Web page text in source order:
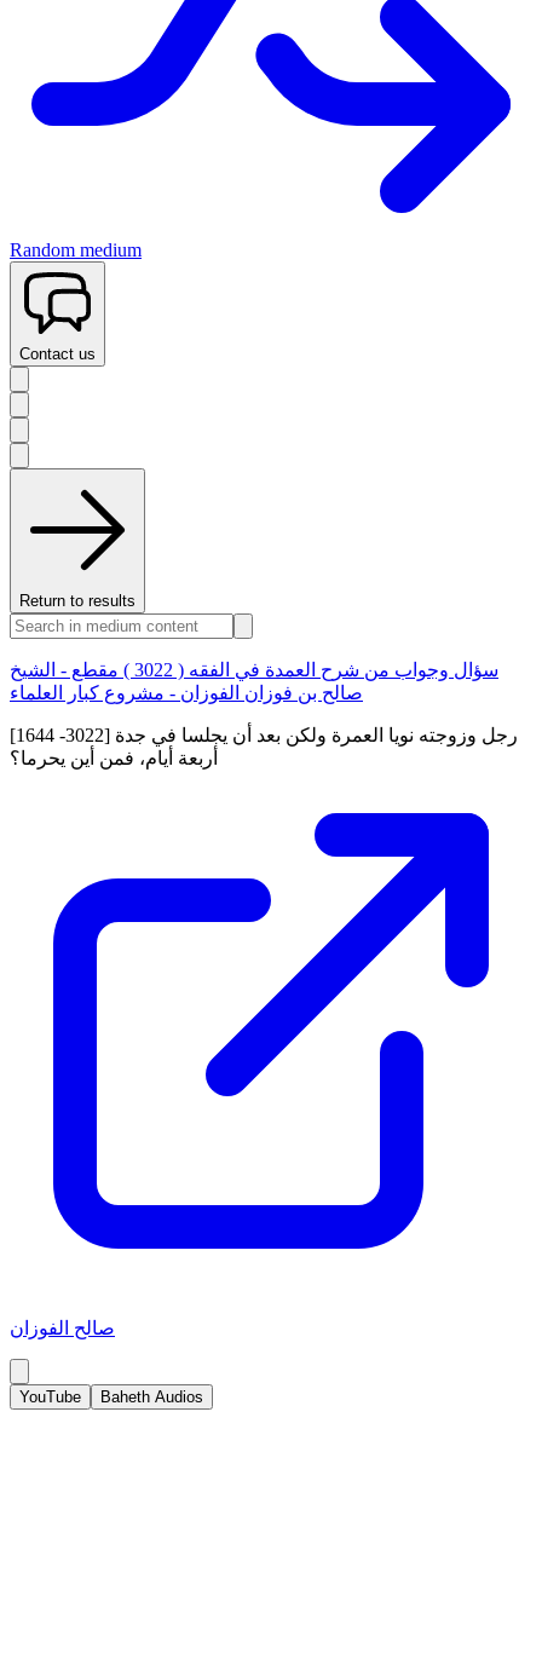
Random medium
Contact us
Return to results
سؤال وجواب من شرح العمدة في الفقه ( 3022 ) مقطع - الشيخ
صالح بن فوزان الفوزان - مشروع كبار العلماء
[1644 -3022] رجل وزوجته نويا العمرة ولكن بعد أن يجلسا في جدة
أربعة أيام، فمن أين يحرما؟
صالح الفوزان
YouTube Baheth Audios